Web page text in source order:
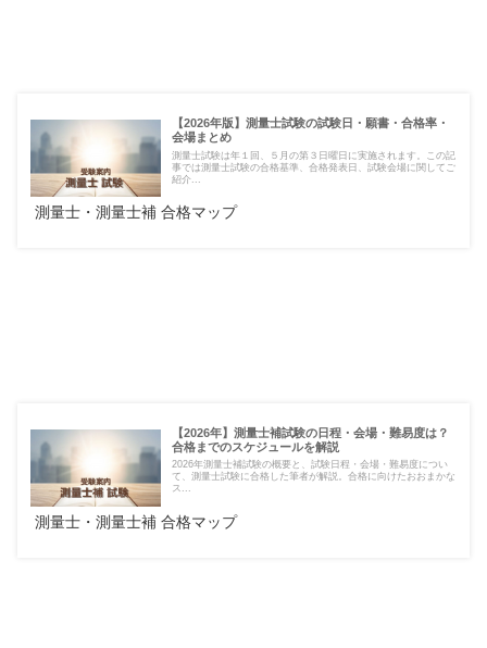
【2026年版】測量士試験の試験日・願書・合格率・
会場まとめ
測量士試験は年１回、５月の第３日曜日に実施されます。この記
事では測量士試験の合格基準、合格発表日、試験会場に関してご
紹介...
測量士・測量士補 合格マップ
【2026年】測量士補試験の日程・会場・難易度は？
合格までのスケジュールを解説
2026年測量士補試験の概要と、試験日程・会場・難易度につい
て、測量士試験に合格した筆者が解説。合格に向けたおおまかな
ス...
測量士・測量士補 合格マップ